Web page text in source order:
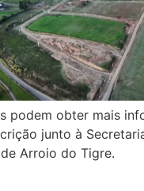
podem obter mais
junto à
Arroio do Tigre.